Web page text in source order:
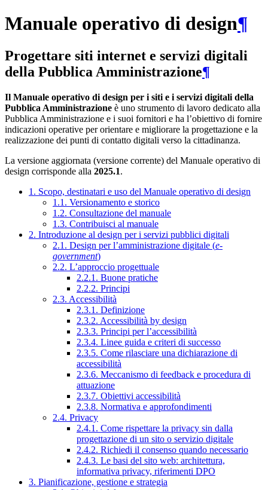
Manuale operativo di design¶
Progettare siti internet e servizi digitali
della Pubblica Amministrazione¶
Il Manuale operativo di design per i siti e i servizi digitali della
Pubblica Amministrazione è uno strumento di lavoro dedicato alla
Pubblica Amministrazione e i suoi fornitori e ha l’obiettivo di fornire
indicazioni operative per orientare e migliorare la progettazione e la
realizzazione dei punti di contatto digitali verso la cittadinanza.
La versione aggiornata (versione corrente) del Manuale operativo di
design corrisponde alla 2025.1.
1. Scopo, destinatari e uso del Manuale operativo di design
1.1. Versionamento e storico
1.2. Consultazione del manuale
1.3. Contribuisci al manuale
2. Introduzione al design per i servizi pubblici digitali
2.1. Design per l’amministrazione digitale (e-
government)
2.2. L’approccio progettuale
2.2.1. Buone pratiche
2.2.2. Principi
2.3. Accessibilità
2.3.1. Definizione
2.3.2. Accessibilità by design
2.3.3. Principi per l’accessibilità
2.3.4. Linee guida e criteri di successo
2.3.5. Come rilasciare una dichiarazione di
accessibilità
2.3.6. Meccanismo di feedback e procedura di
attuazione
2.3.7. Obiettivi accessibilità
2.3.8. Normativa e approfondimenti
2.4. Privacy
2.4.1. Come rispettare la privacy sin dalla
progettazione di un sito o servizio digitale
2.4.2. Richiedi il consenso quando necessario
2.4.3. Le basi del sito web: architettura,
informativa privacy, riferimenti DPO
3. Pianificazione, gestione e strategia